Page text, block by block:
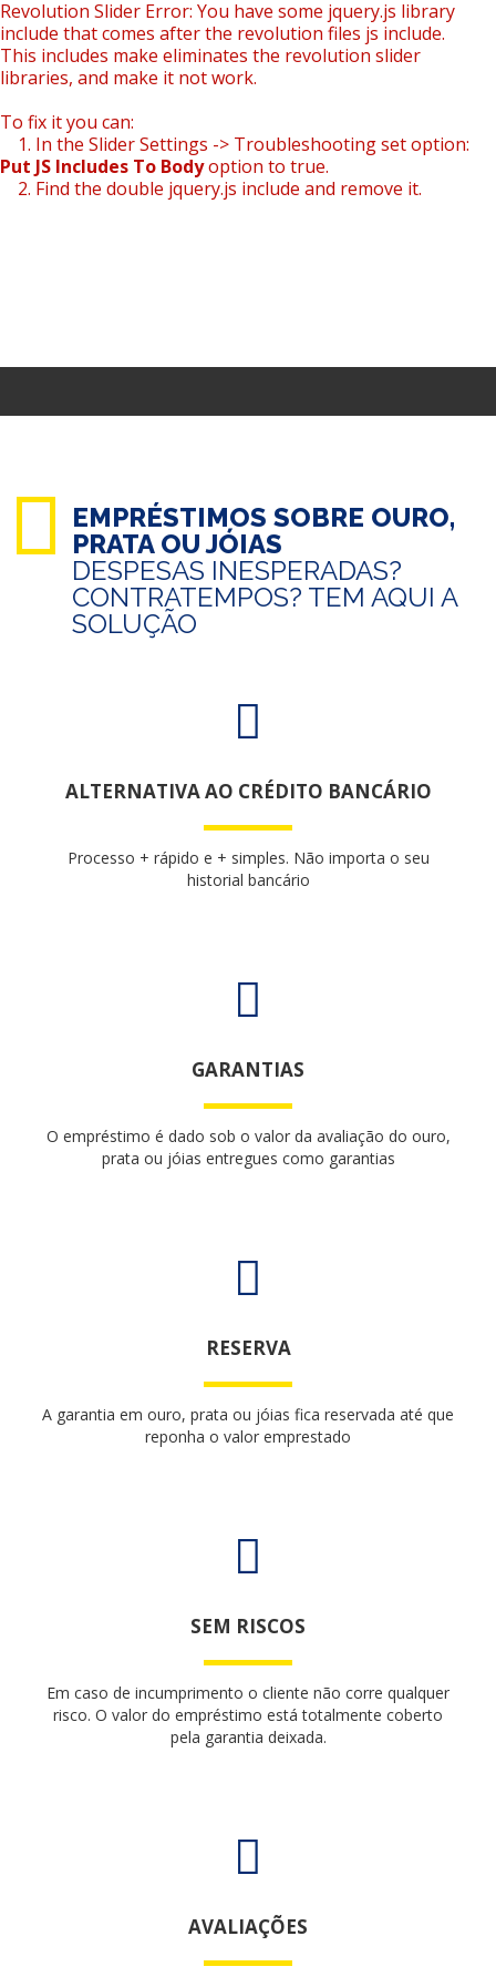
Revolution Slider Error: You have some jquery.js library
include that comes after the revolution files js include.
This includes make eliminates the revolution slider
libraries, and make it not work.
To fix it you can:
1. In the Slider Settings -> Troubleshooting set option:
Put JS Includes To Bodyoption to true.
2. Find the double jquery.js include and remove it.
EMPRÉSTIMOS SOBRE OURO,
PRATA OU JÓIAS
DESPESAS INESPERADAS?
CONTRATEMPOS? TEM AQUI A
SOLUÇÃO
ALTERNATIVA AO CRÉDITO BANCÁRIO
Processo + rápido e + simples. Não importa o seu
historial bancário
GARANTIAS
O empréstimo é dado sob o valor da avaliação do ouro,
prata ou jóias entregues como garantias
RESERVA
A garantia em ouro, prata ou jóias fica reservada até que
reponha o valor emprestado
SEM RISCOS
Em caso de incumprimento o cliente não corre qualquer
risco. O valor do empréstimo está totalmente coberto
pela garantia deixada.
AVALIAÇÕES